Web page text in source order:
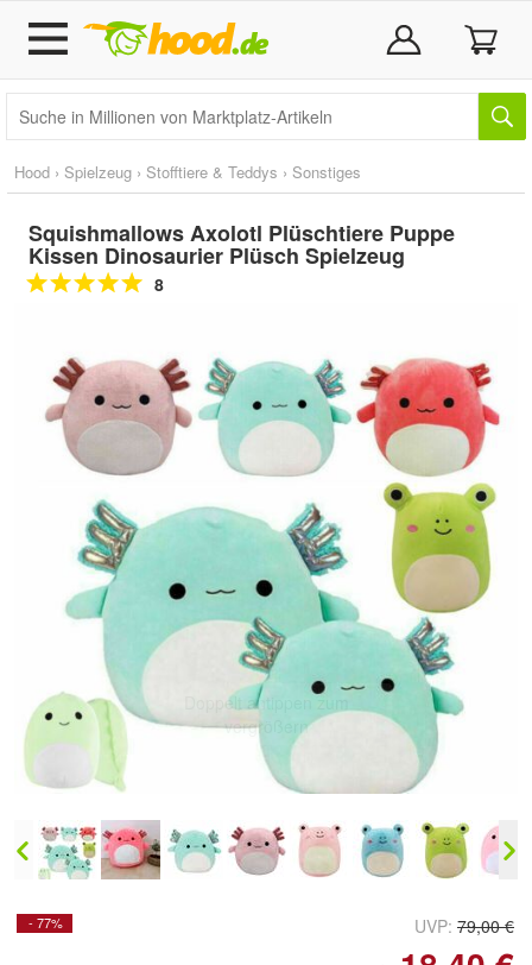
Hood › Spielzeug › Stofftiere & Teddys › Sonstiges
Squishmallows Axolotl Plüschtiere Puppe
Kissen Dinosaurier Plüsch Spielzeug
8
Doppelt antippen zum
vergrößern
- 77% UVP: 79,00 €